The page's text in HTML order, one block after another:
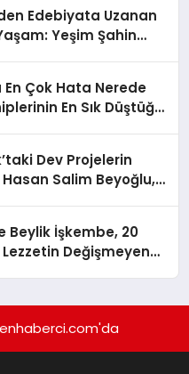
Edebiyata Uzanan
Yeşim Şahin
En Çok Hata Nerede
En Sık Düştüğü
Dev Projelerin
Salim Beyoğlu,
Beylik İşkembe, 20
Lezzetin Değişmeyen